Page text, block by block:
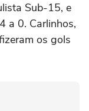
Sub-15, e
a 0. Carlinhos,
os gols